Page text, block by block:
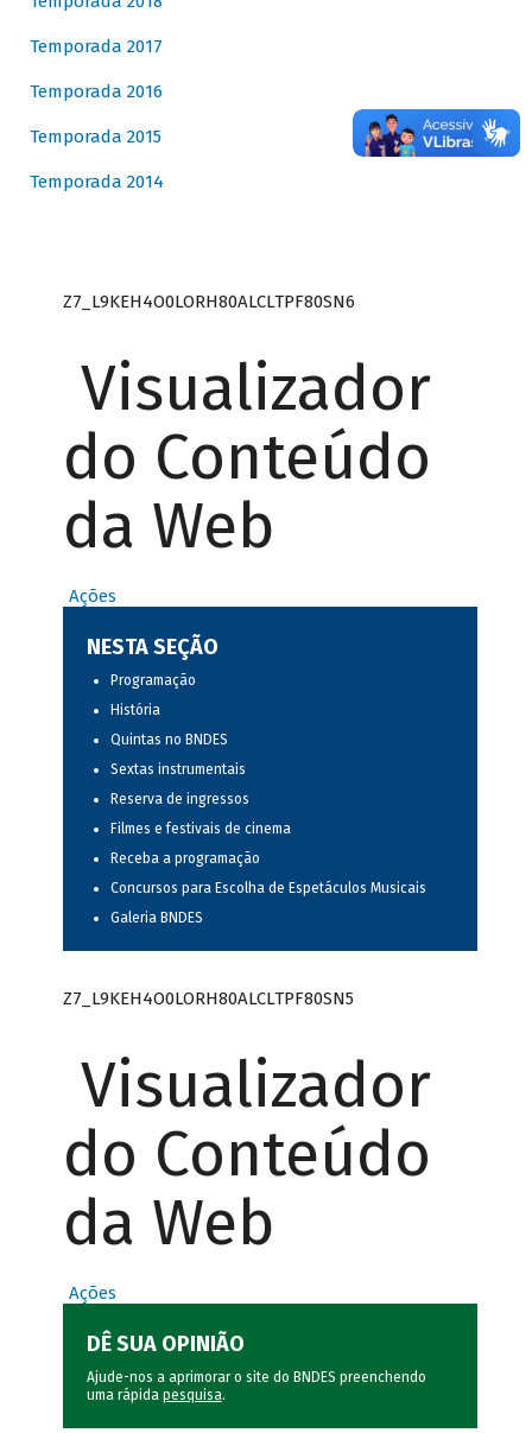
Temporada 2017
Temporada 2016
Temporada 2015
Temporada 2014
Z7_L9KEH4O0LORH80ALCLTPF80SN6
Visualizador
do Conteúdo
da Web
Ações
NESTA SEÇÃO
Programação
História
Quintas no BNDES
Sextas instrumentais
Reserva de ingressos
Filmes e festivais de cinema
Receba a programação
Concursos para Escolha de Espetáculos Musicais
Galeria BNDES
Z7_L9KEH4O0LORH80ALCLTPF80SN5
Visualizador
do Conteúdo
da Web
Ações
DÊ SUA OPINIÃO
Ajude-nos a aprimorar o site do BNDES preenchendo
uma rápida pesquisa.